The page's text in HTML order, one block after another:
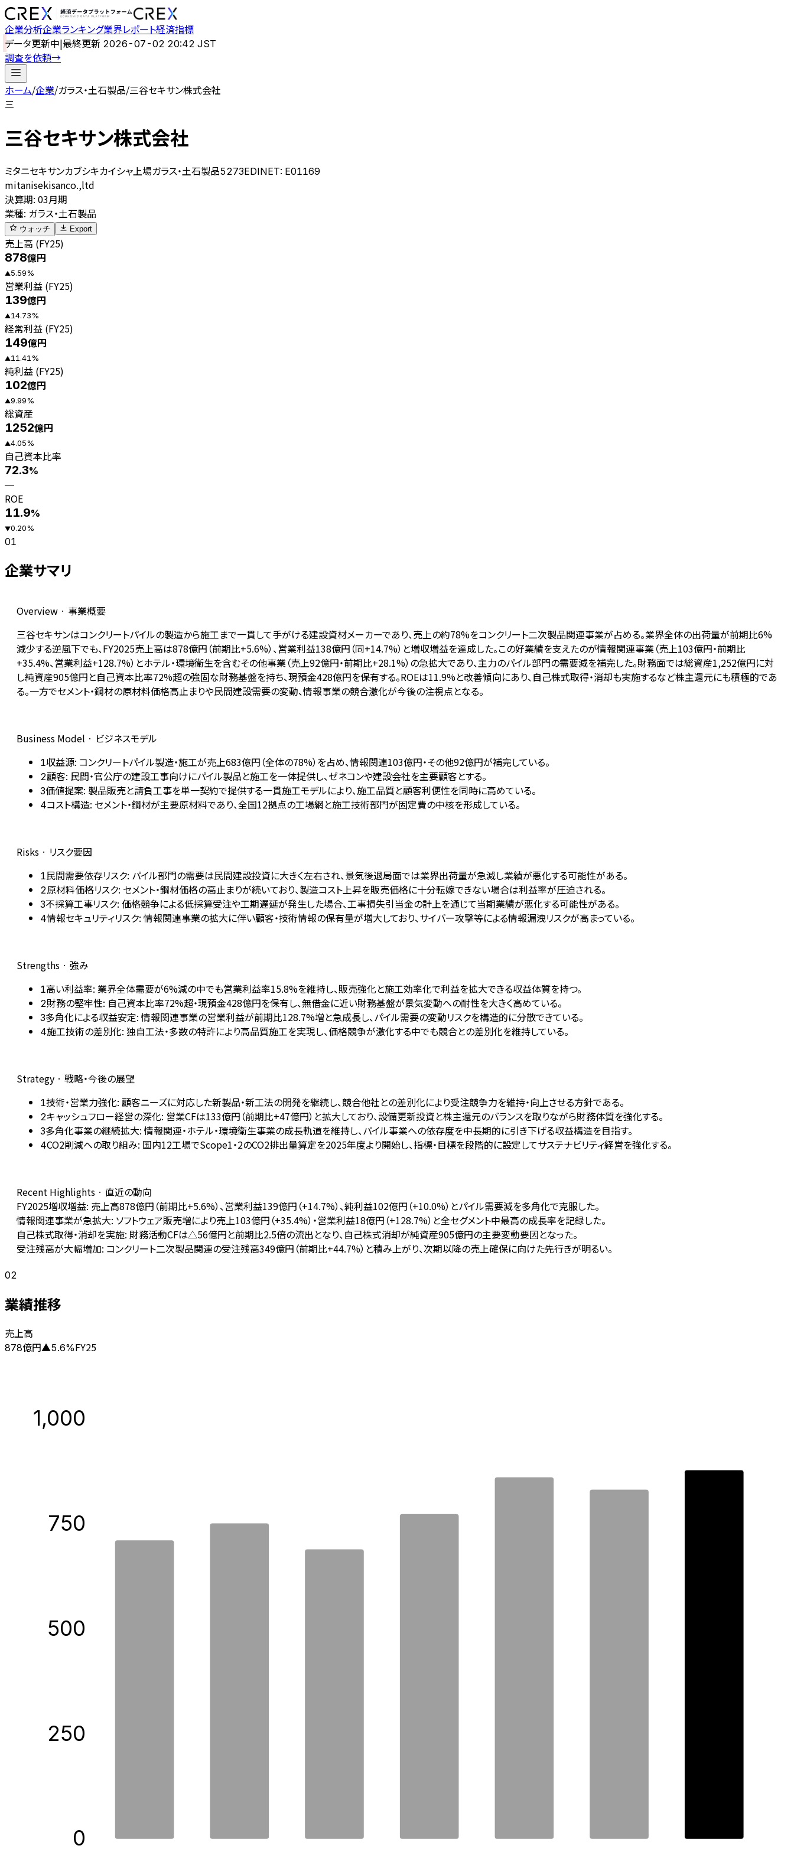
企業分析企業ランキング業界レポート経済指標
データ更新中|最終更新 2026-07-02 20:42 JST
調査を依頼→
ホーム/企業/ガラス・土石製品/三谷セキサン株式会社
三
三谷セキサン株式会社
ミタニセキサンカブシキカイシャ 上場ガラス・土石製品5273EDINET: E01169
mitanisekisanco.,ltd
決算期: 03月期
業種: ガラス・土石製品
ウォッチ Export
売上高 (FY25)
878億円
▲5.59%
営業利益 (FY25)
139億円
▲14.73%
経常利益 (FY25)
149億円
▲11.41 %
純利益 (FY25)
102億円
▲9.99%
総資産
1252億円
▲4.05%
自己資本比率
72.3%
—
ROE
11.9%
▼0.20%
01
企業サマリ
Overview · 事業概要
三谷セキサンはコンクリートパイルの製造から施工まで一貫して手がける建設資材メーカーであり、売上の約78%をコンクリート二次製品関連事業が占める。業界全体の出荷量が前期比6%
減少する逆風下でも、FY2025売上高は878億円（前期比+5.6%）、営業利益138億円（同+14.7%）と増収増益を達成した。この好業績を支えたのが情報関連事業（売上103億円・前期比
+35.4%、営業利益+128.7%）とホテル・環境衛生を含むその他事業（売上92億円・前期比+28.1%）の急拡大であり、主力のパイル部門の需要減を補完した。財務面では総資産1,252億円に対
し純資産905億円と自己資本比率72%超の強固な財務基盤を持ち、現預金428億円を保有する。ROEは11.9%と改善傾向にあり、自己株式取得・消却も実施するなど株主還元にも積極的であ
る。一方でセメント・鋼材の原材料価格高止まりや民間建設需要の変動、情報事業の競合激化が今後の注視点となる。
Business Model · ビジネスモデル
1収益源: コンクリートパイル製造・施工が売上683億円（全体の78%）を占め、情報関連103億円・その他92億円が補完している。
2顧客: 民間・官公庁の建設工事向けにパイル製品と施工を一体提供し、ゼネコンや建設会社を主要顧客とする。
3価値提案: 製品販売と請負工事を単一契約で提供する一貫施工モデルにより、施工品質と顧客利便性を同時に高めている。
4コスト構造: セメント・鋼材が主要原材料であり、全国12拠点の工場網と施工技術部門が固定費の中核を形成している。
Risks · リスク要因
1民間需要依存リスク: パイル部門の需要は民間建設投資に大きく左右され、景気後退局面では業界出荷量が急減し業績が悪化する可能性がある。
2原材料価格リスク: セメント・鋼材価格の高止まりが続いており、製造コスト上昇を販売価格に十分転嫁できない場合は利益率が圧迫される。
3不採算工事リスク: 価格競争による低採算受注や工期遅延が発生した場合、工事損失引当金の計上を通じて当期業績が悪化する可能性がある。
4情報セキュリティリスク: 情報関連事業の拡大に伴い顧客・技術情報の保有量が増大しており、サイバー攻撃等による情報漏洩リスクが高まっている。
Strengths · 強み
1高い利益率: 業界全体需要が6%減の中でも営業利益率15.8%を維持し、販売強化と施工効率化で利益を拡大できる収益体質を持つ。
2財務の堅牢性: 自己資本比率72%超・現預金428億円を保有し、無借金に近い財務基盤が景気変動への耐性を大きく高めている。
3多角化による収益安定: 情報関連事業の営業利益が前期比128.7%増と急成長し、パイル需要の変動リスクを構造的に分散できている。
4施工技術の差別化: 独自工法・多数の特許により高品質施工を実現し、価格競争が激化する中でも競合との差別化を維持している。
Strategy · 戦略・今後の展望
1技術・営業力強化: 顧客ニーズに対応した新製品・新工法の開発を継続し、競合他社との差別化により受注競争力を維持・向上させる方針である。
2キャッシュフロー経営の深化: 営業CFは133億円（前期比+47億円）と拡大しており、設備更新投資と株主還元のバランスを取りながら財務体質を強化する。
3多角化事業の継続拡大: 情報関連・ホテル・環境衛生事業の成長軌道を維持し、パイル事業への依存度を中長期的に引き下げる収益構造を目指す。
4CO2削減への取り組み: 国内12工場でScope1・2のCO2排出量算定を2025年度より開始し、指標・目標を段階的に設定してサステナビリティ経営を強化する。
Recent Highlights · 直近の動向
FY2025増収増益: 売上高878億円（前期比+5.6%）、営業利益139億円（+14.7%）、純利益102億円（+10.0%）とパイル需要減を多角化で克服した。
情報関連事業が急拡大: ソフトウェア販売増により売上103億円（+35.4%）・営業利益18億円（+128.7%）と全セグメント中最高の成長率を記録した。
自己株式取得・消却を実施: 財務活動CFは△56億円と前期比2.5倍の流出となり、自己株式消却が純資産905億円の主要変動要因となった。
受注残高が大幅増加: コンクリート二次製品関連の受注残高349億円（前期比+44.7%）と積み上がり、次期以降の売上確保に向けた先行きが明るい。
02
業績推移
売上高
878億円▲5.6%FY25
0
250
500
750
1,000